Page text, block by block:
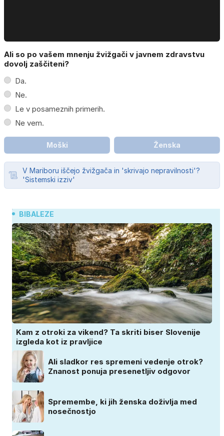
Ali so po vašem mnenju žvižgači v javnem zdravstvu
dovolj zaščiteni?
Da.
Ne.
Le v posameznih primerih.
Ne vem.
Moški Ženska
V Mariboru iščejo žvižgača in 'skrivajo nepravilnosti'?
'Sistemski izziv'
BIBALEZE
Kam z otroki za vikend? Ta skriti biser Slovenije
izgleda kot iz pravljice
Ali sladkor res spremeni vedenje otrok?
Znanost ponuja presenetljiv odgovor
Spremembe, ki jih ženska doživlja med
nosečnostjo